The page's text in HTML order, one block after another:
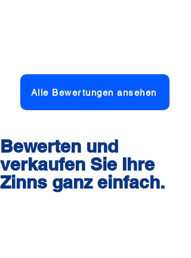
Alle Bewertungen ansehen
Bewerten und
verkaufen Sie Ihre
Zinns ganz einfach.